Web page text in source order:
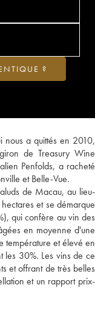
nous a quittés en 2010,
de Treasury Wine
Penfolds, a racheté
et Belle-Vue.
de Macau, au lieu-
et se démarque
qui confère au vin des
en moyenne d'une
température et élevé en
les 30%. Les vins de ce
et offrant de très belles
et un rapport prix-
?